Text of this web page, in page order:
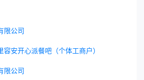
限公司
容安开心派餐吧（个体工商户）
限公司